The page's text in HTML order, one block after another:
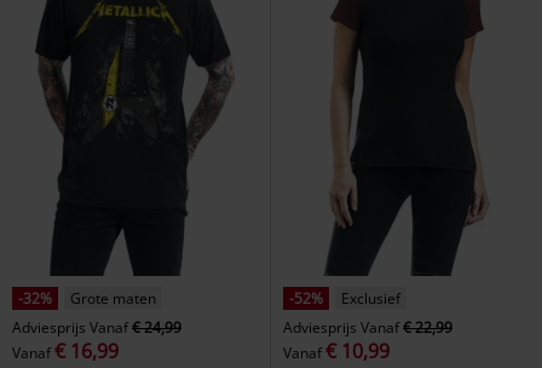
-32%
Grote maten
Adviesprijs Vanaf€ 24,99
Vanaf€ 16,99
-52%
Exclusief
Adviesprijs Vanaf€ 22,99
Vanaf€ 10,99